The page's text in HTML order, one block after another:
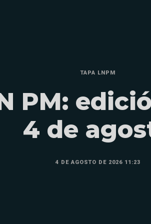
TAPA LNPM
PM:
4 de
4 DE AGOSTO DE 2026 11:23